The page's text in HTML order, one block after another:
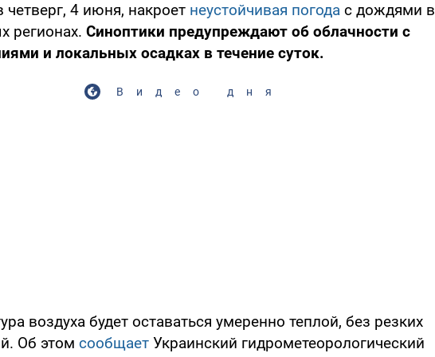
четверг, 4 июня, накроет неустойчивая погода с дождями в
регионах. Синоптики предупреждают об облачности с
и локальных осадках в течение суток.
Видео дня
воздуха будет оставаться умеренно теплой, без резких
Об этом сообщает Украинский гидрометеорологический